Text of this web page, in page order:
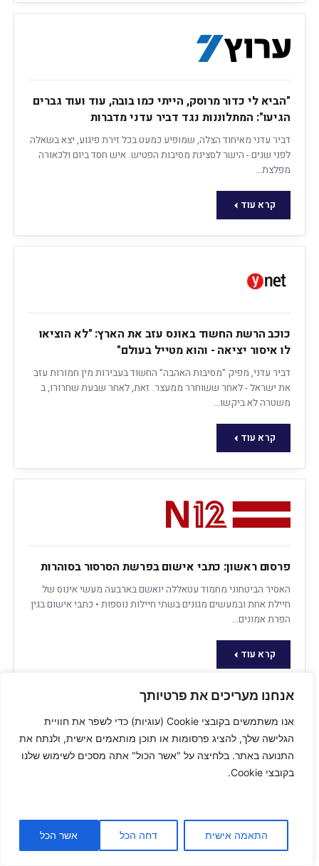
אנחנו מעריכים את פרטיותך
אנו משתמשים בקובצי Cookie (עוגיות) כדי לשפר את חוויית
הגלישה שלך, להציג פרסומות או תוכן מותאמים אישית, ולנתח את
התנועה באתר. בלחיצה על "אשר הכול" אתה מסכים לשימוש שלנו
בקובצי Cookie.
התאמה אישית דחה הכל אשר הכל
"הביא לי כדור מרוסק, הייתי כמו בובה, עוד ועוד גברים
הגיעו": המתלוננות נגד דביר עדני מדברות
דביר עדני מאיחוד הצלה, שמופיע כמעט בכל זירת פיגוע, יצא בשאלה
לפני שנים - הישר לסצינת מסיבות הפטיש. איש חסד ביום ולכאורה
מפלצת…
קרא עוד
כוכב הרשת החשוד באונס עזב את הארץ: "לא הוציאו
לו איסור יציאה - והוא מטייל בעולם"
דביר עדני, מפיק "מסיבות האהבה" החשוד בעבירות מין חמורות עזב
את ישראל - לאחר ששוחרר ממעצר. זאת, לאחר שבעת שחרורו, ב
משטרה לא ביקשו…
קרא עוד
פרסום ראשון: כתבי אישום בפרשת הסרסור בסוהרות
האסיר הביטחוני מחמוד עטאללה יואשם בארבעה מעשי אינוס של
חיילת אחת ובמעשים מגונים בשתי חיילות נוספות • כתבי אישום בגין
הפרת אמונים…
קרא עוד
המתלוננת מפרשת הסרסור בסוהרות על האישומים:
שעל פי החשד נאנסה בידי אסיר ביטחוני בכלא
גלבוע, מגיבה לראשונה על ההחלטה להגיש כתבי
אישום בפרשה:
"ניהלתי מאבק של שנים כדי להגיע לרגע המאושר הזה". לאסיר
מחמוד עטאללה תיוחס עבירת אונס, ומפקד הכלא וקצין המודיעין